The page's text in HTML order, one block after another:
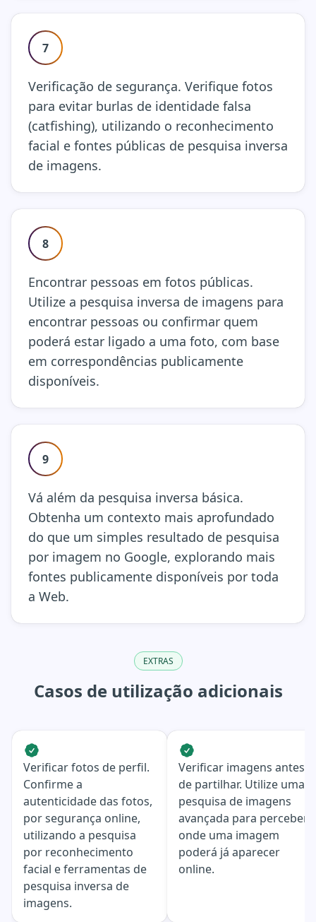
7
Verificação de segurança. Verifique fotos
para evitar burlas de identidade falsa
(catfishing), utilizando o reconhecimento
facial e fontes públicas de pesquisa inversa
de imagens.
8
Encontrar pessoas em fotos públicas.
Utilize a pesquisa inversa de imagens para
encontrar pessoas ou confirmar quem
poderá estar ligado a uma foto, com base
em correspondências publicamente
disponíveis.
9
Vá além da pesquisa inversa básica.
Obtenha um contexto mais aprofundado
do que um simples resultado de pesquisa
por imagem no Google, explorando mais
fontes publicamente disponíveis por toda
a Web.
EXTRAS
Casos de utilização adicionais
Verificar fotos de perfil.
Confirme a
autenticidade das fotos,
por segurança online,
utilizando a pesquisa
por reconhecimento
facial e ferramentas de
pesquisa inversa de
imagens.
Verificar imagens antes
de partilhar. Utilize uma
pesquisa de imagens
avançada para perceber
onde uma imagem
poderá já aparecer
online.